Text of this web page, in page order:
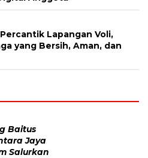
Lapangan Voli,
yang Bersih, Aman, dan
Baitus
Jaya
Salurkan